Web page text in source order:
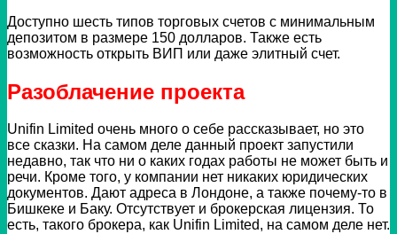
Доступно шесть типов торговых счетов с минимальным
депозитом в размере 150 долларов. Также есть
возможность открыть ВИП или даже элитный счет.
Разоблачение проекта
Unifin Limited очень много о себе рассказывает, но это
все сказки. На самом деле данный проект запустили
недавно, так что ни о каких годах работы не может быть и
речи. Кроме того, у компании нет никаких юридических
документов. Дают адреса в Лондоне, а также почему-то в
Бишкеке и Баку. Отсутствует и брокерская лицензия. То
есть, такого брокера, как Unifin Limited, на самом деле нет.